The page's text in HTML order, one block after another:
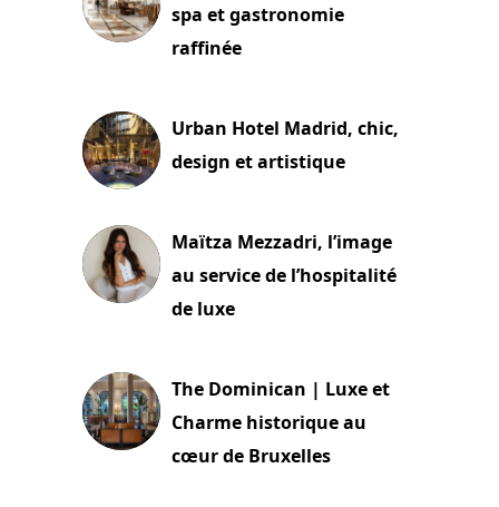
spa et gastronomie
raffinée
Urban Hotel Madrid, chic,
design et artistique
Maïtza Mezzadri, l’image
au service de l’hospitalité
de luxe
The Dominican | Luxe et
Charme historique au
cœur de Bruxelles